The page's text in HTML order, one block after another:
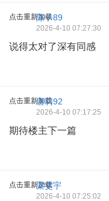
点击重新加载
陈子89
2026-4-10 07:27:30
说得太对了深有同感
点击重新加载
唐莉92
2026-4-10 07:17:25
期待楼主下一篇
点击重新加载
梁雯宇
2026-4-10 07:25:02